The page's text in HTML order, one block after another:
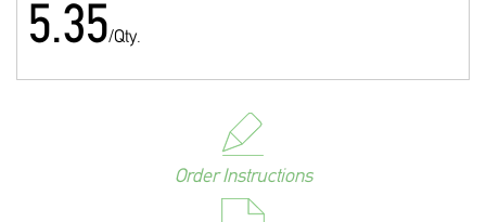
5.35/Qty.
Order Instructions